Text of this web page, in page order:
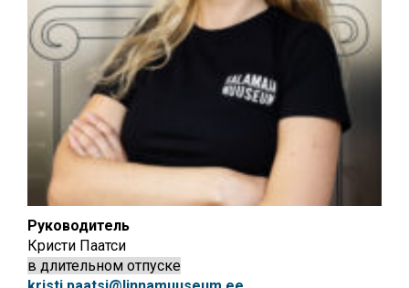
Руководитель
Кристи Паатси
в длительном отпуске